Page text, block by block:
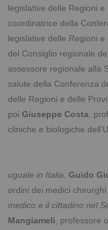
legislative delle Regioni
coordinatrice della
legislative delle Regioni
del Consiglio regionale
assessore regionale alla
salute della Conferenza
delle Regioni e delle
poiGiuseppe Costa,
cliniche e biologiche
uguale in Italia,Guido
ordini dei medici
medico e il cittadino nel
Mangiameli, professore